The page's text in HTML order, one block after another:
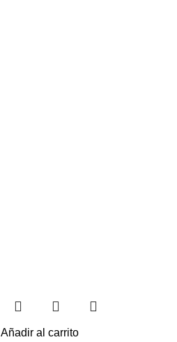
Añadir al carrito